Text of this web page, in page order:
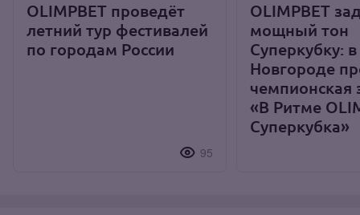
OLIMPBET проведёт
летний тур фестивалей
по городам России
95
OLIMPBET
мощный тон
Суперкубку:
Новгороде
чемпионская
«В Ритме
Суперкубка»